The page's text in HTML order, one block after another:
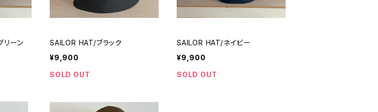
リーン
SAILOR HAT/ブラック
¥9,900
SOLD OUT
SAILOR HAT/ネイビー
¥9,900
SOLD OUT